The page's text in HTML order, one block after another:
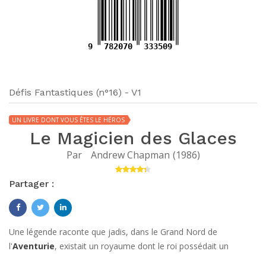
9 782070 333509
Défis Fantastiques (n°16) - V1
UN LIVRE DONT VOUS ÊTES LE HÉROS
Le Magicien des Glaces
Par Andrew Chapman (1986)
Partager :
Une légende raconte que jadis, dans le Grand Nord de
l'Aventurie, existait un royaume dont le roi possédait un